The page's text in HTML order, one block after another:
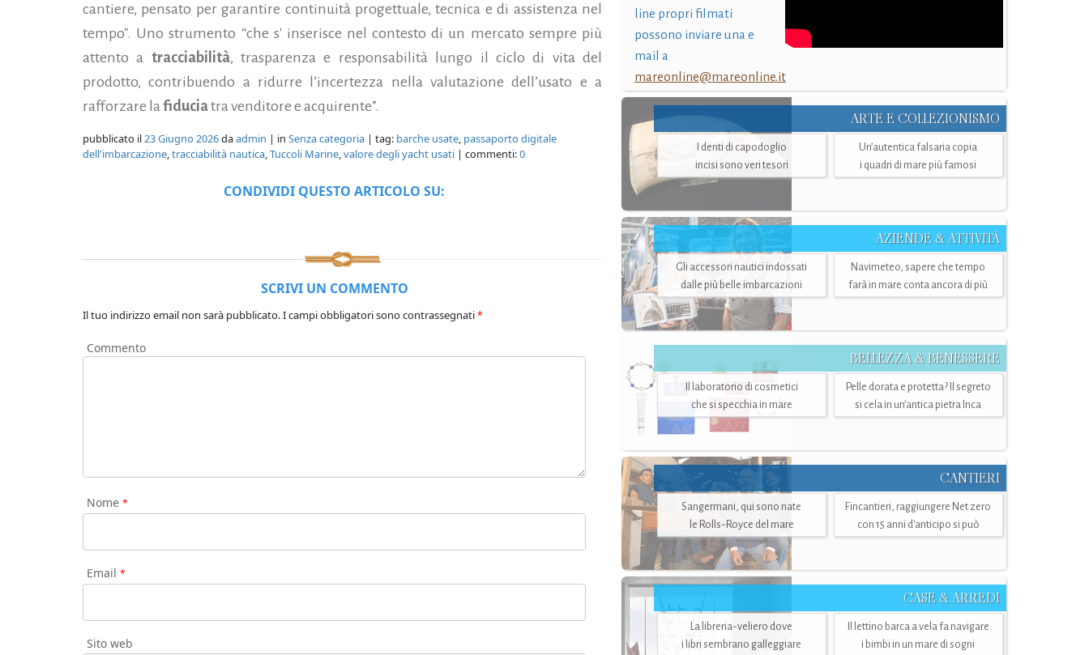
cantiere, pensato per garantire continuità progettuale, tecnica e di assistenza nel
tempo". Uno strumento “che s' inserisce nel contesto di un mercato sempre più
attento a tracciabilità, trasparenza e responsabilità lungo il ciclo di vita del
prodotto, contribuendo a ridurre l’incertezza nella valutazione dell’usato e a
rafforzare lafiduciatra venditore e acquirente”.
pubblicato il23 Giugno 2026daadmin | in Senza categoria | tag: barche usate, passaporto digitale
dell'imbarcazione,tracciabilità nautica,Tuccoli Marine,valore degli yacht usati | commenti:0
CONDIVIDI QUESTO ARTICOLO SU:
SCRIVI UN COMMENTO
Il tuo indirizzo email non sarà pubblicato.I campi obbligatori sono contrassegnati*
Commento
Nome *
Email *
Sito web
line propri filmati
possono inviare una e
mail a
mareonline@mareonline.it
ARTE E COLLEZIONISMO
I denti di capodoglio
incisi sono veri tesori
Un’autentica falsaria copia
i quadri di mare più famosi
AZIENDE & ATTIVITÀ
Gli accessori nautici indossati
dalle più belle imbarcazioni
Navimeteo, sapere che tempo
farà in mare conta ancora di più
BELLEZZA & BENESSERE
Il laboratorio di cosmetici
che si specchia in mare
Pelle dorata e protetta? Il segreto
si cela in un’antica pietra Inca
CANTIERI
Sangermani, qui sono nate
le Rolls-Royce del mare
Fincantieri, raggiungere Net zero
con 15 anni d'anticipo si può
CASE & ARREDI
La libreria-veliero dove
i libri sembrano galleggiare
Il lettino barca a vela fa navigare
i bimbi in un mare di sogni